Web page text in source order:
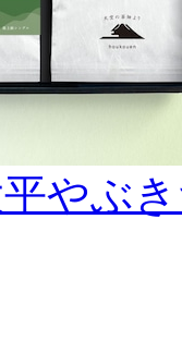
やぶ